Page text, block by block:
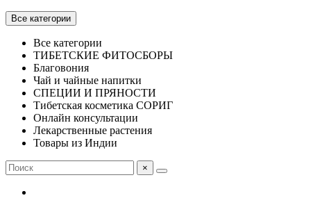
Все категории
Все категории
ТИБЕТСКИЕ ФИТОСБОРЫ
Благовония
Чай и чайные напитки
СПЕЦИИ И ПРЯНОСТИ
Тибетская косметика СОРИГ
Онлайн консультации
Лекарственные растения
Товары из Индии
×